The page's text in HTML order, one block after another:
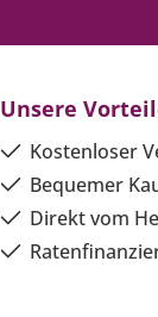
Unsere
Kostenloser
Bequemer
Direkt vom